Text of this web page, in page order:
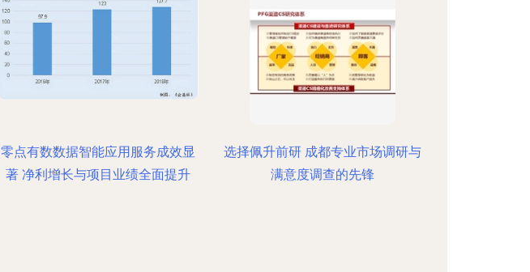
零点有数数据智能应用服务成效显
著 净利增长与项目业绩全面提升
选择佩升前研 成都专业市场调研与
满意度调查的先锋